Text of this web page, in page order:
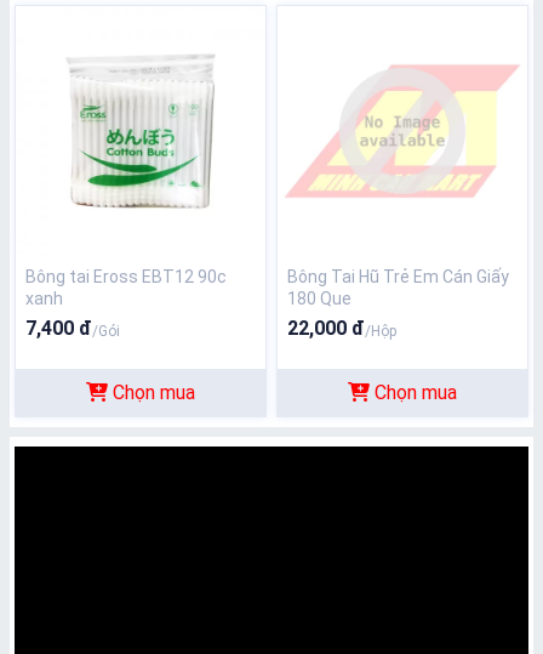
Bông tai Eross EBT12 90c
xanh
7,400 đ/Gói
Chọn mua
Bông Tai Hũ Trẻ Em Cán Giấy
180 Que
22,000 đ/Hộp
Chọn mua